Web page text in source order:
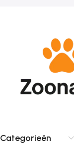
Categorieën